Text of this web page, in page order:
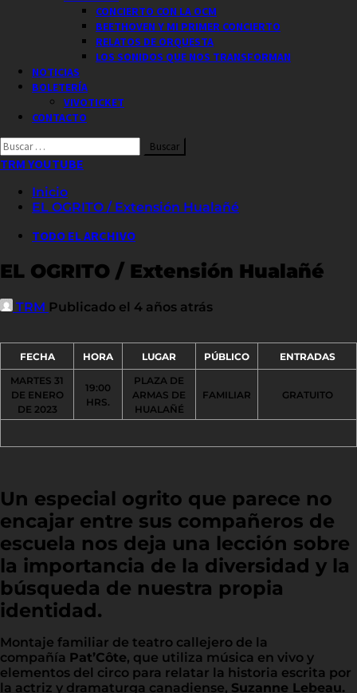
CONCIERTO CON LA OCM
BEETHOVEN Y MI PRIMER CONCIERTO
RELATOS DE ORQUESTA
LOS SONIDOS QUE NOS TRANSFORMAN
NOTICIAS
BOLETERÍA
VIVOTICKET
CONTACTO
Buscar
por:
TRM YOUTUBE
Inicio
EL OGRITO / Extensión Hualañé
TODO EL ARCHIVO
EL OGRITO / Extensión Hualañé
TRM Publicado el 4 años atrás
FECHA HORA LUGAR PÚBLICO
ENTRADAS
MARTES 31
DE ENERO
DE 2023
19:00
HRS.
PLAZA DE
ARMAS DE
HUALAÑÉ
FAMILIAR GRATUITO
Un especial ogrito que parece no
encajar entre sus compañeros de
escuela nos deja una lección sobre
la importancia de la diversidad y la
búsqueda de nuestra propia
identidad.
Montaje familiar de teatro callejero de la
compañía Pat’Côte, que utiliza música en vivo y
elementos del circo para relatar la historia escrita por
la actriz y dramaturga canadiense, Suzanne Lebeau.